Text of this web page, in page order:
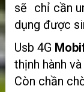
sẽ chỉ cần
dụng được
Usb 4G
thịnh hành
Còn chần